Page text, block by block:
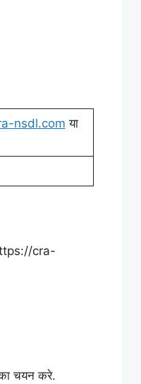
nsdl.com या
cra-
चयन करे.